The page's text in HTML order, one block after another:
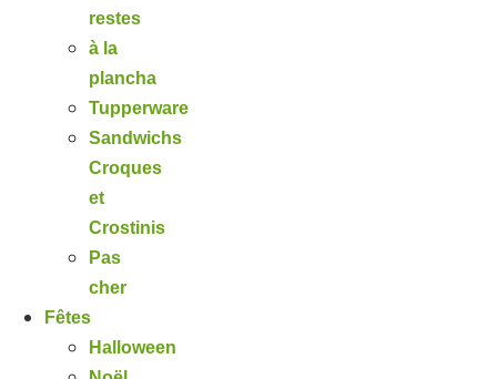
restes
à la
plancha
Tupperware
Sandwichs
Croques
et
Crostinis
Pas
cher
Fêtes
Halloween